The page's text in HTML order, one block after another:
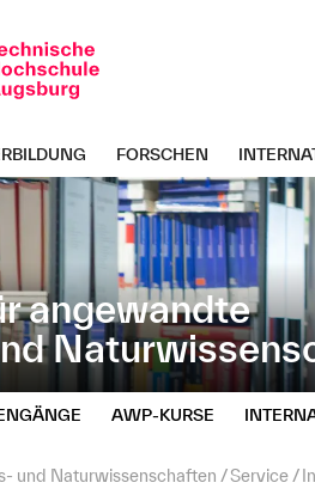
angewandte
FORSCHEN
AWP‑KURSE
und Naturwissenschaften Service